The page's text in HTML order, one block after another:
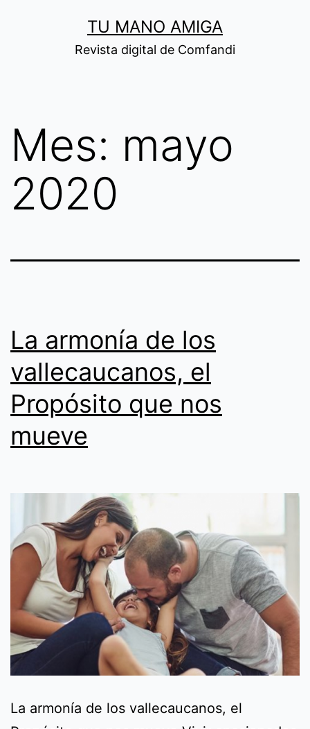
TU MANO AMIGA
Revista digital de Comfandi
Mes: mayo
2020
La armonía de los
vallecaucanos, el
Propósito que nos
mueve
La armonía de los vallecaucanos, el